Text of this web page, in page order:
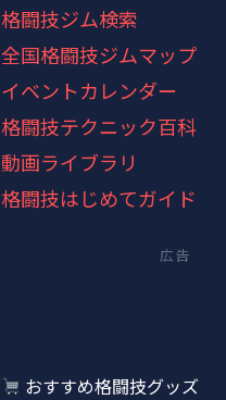
格闘技ジム検索
全国格闘技ジムマップ
イベントカレンダー
格闘技テクニック百科
動画ライブラリ
格闘技はじめてガイド
広告
おすすめ格闘技グッズ